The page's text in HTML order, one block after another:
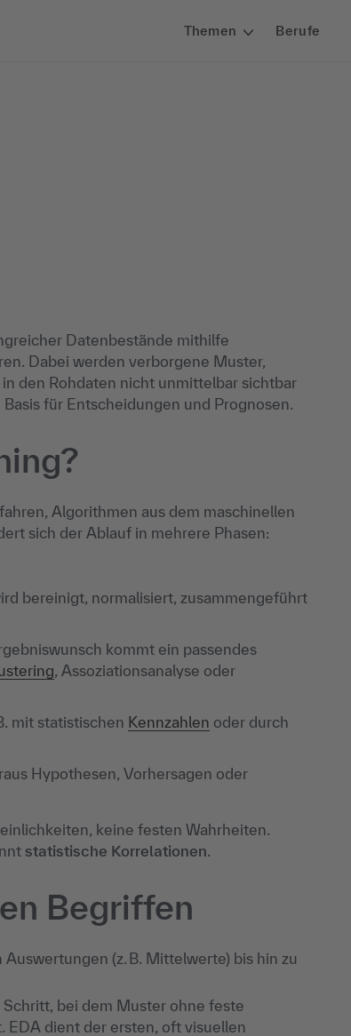
Themen Berufe
Datenbestände mithilfe
Dabei werden verborgene Muster,
den Rohdaten nicht unmittelbar sichtbar
für Entscheidungen und Prognosen.
Algorithmen aus dem maschinellen
sich der Ablauf in mehrere Phasen:
bereinigt, normalisiert, zusammengeführt
kommt ein passendes
, Assoziationsanalyse oder
mit statistischen Kennzahlen oder durch
Hypothesen, Vorhersagen oder
keine festen Wahrheiten.
statistische Korrelationen.
Begriffen
(z. B. Mittelwerte) bis hin zu
bei dem Muster ohne feste
EDA dient der ersten, oft visuellen